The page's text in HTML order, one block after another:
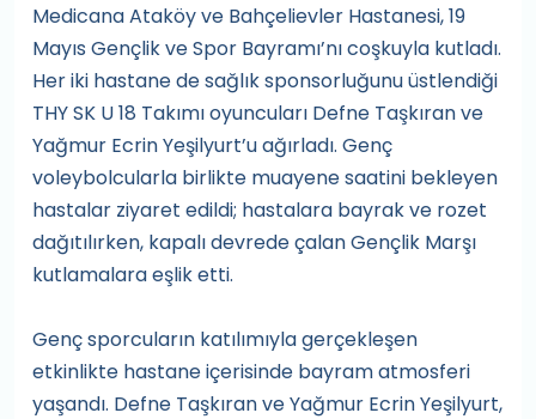
Medicana Ataköy ve Bahçelievler Hastanesi, 19
Mayıs Gençlik ve Spor Bayramı’nı coşkuyla kutladı.
Her iki hastane de sağlık sponsorluğunu üstlendiği
THY SK U 18 Takımı oyuncuları Defne Taşkıran ve
Yağmur Ecrin Yeşilyurt’u ağırladı. Genç
voleybolcularla birlikte muayene saatini bekleyen
hastalar ziyaret edildi; hastalara bayrak ve rozet
dağıtılırken, kapalı devrede çalan Gençlik Marşı
kutlamalara eşlik etti.
Genç sporcuların katılımıyla gerçekleşen
etkinlikte hastane içerisinde bayram atmosferi
yaşandı. Defne Taşkıran ve Yağmur Ecrin Yeşilyurt,